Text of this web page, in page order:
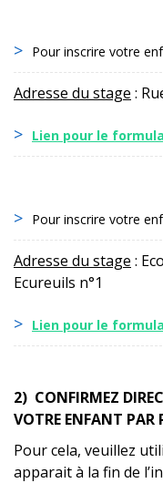
Pour inscrire votre
Adresse du stage :
Lien pour le
Pour inscrire votre
Adresse du stage :
Ecureuils n°1
Lien pour le
2) CONFIRMEZ
VOTRE ENFANT PAR
Pour cela, veuillez
apparait à la fin de